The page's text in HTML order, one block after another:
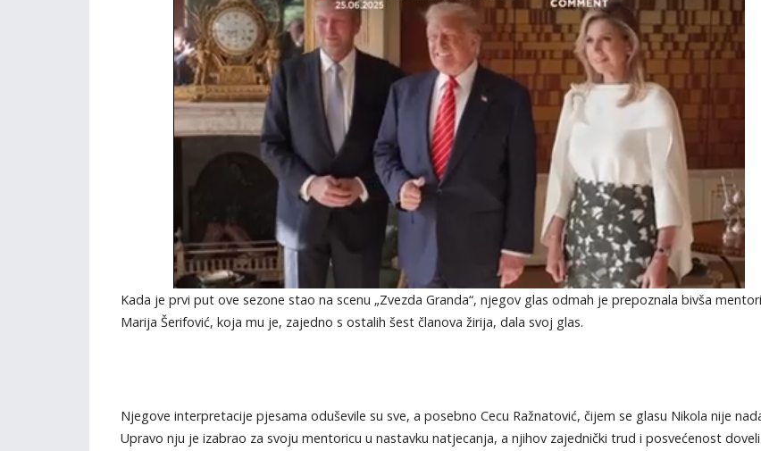
Kada je prvi put ove sezone stao na scenu „Zvezda Granda“, njegov glas odmah je prepoznala bivša
Marija Šerifović, koja mu je, zajedno s ostalih šest članova žirija, dala svoj glas.
Njegove interpretacije pjesama oduševile su sve, a posebno Cecu Ražnatović, čijem se glasu Nikola nije
Upravo nju je izabrao za svoju mentoricu u nastavku natjecanja, a njihov zajednički trud i posvećenost